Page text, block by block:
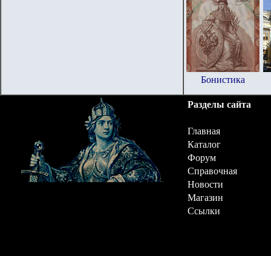
Бонистика
Разделы сайта
Главная
Каталог
Форум
Справочная
Новости
Магазин
Ссылки